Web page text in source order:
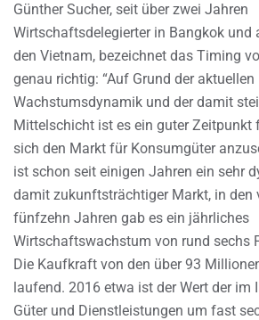
Günther Sucher, seit über zwei Jahren
Wirtschaftsdelegierter in Bangkok und
den Vietnam, bezeichnet das Timing
genau richtig: “Auf Grund der aktuellen
Wachstumsdynamik und der damit
Mittelschicht ist es ein guter Zeitpunkt
sich den Markt für Konsumgüter
ist schon seit einigen Jahren ein sehr
damit zukunftsträchtiger Markt, in den
fünfzehn Jahren gab es ein jährliches
Wirtschaftswachstum von rund sechs
Die Kaufkraft von den über 93
laufend. 2016 etwa ist der Wert der im
Güter und Dienstleistungen um fast